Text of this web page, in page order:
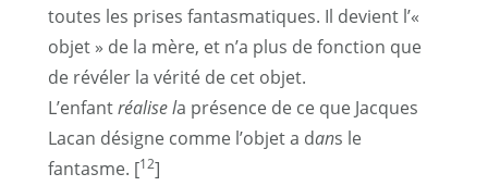
toutes les prises fantasmatiques. Il devient l’«
objet » de la mère, et n’a plus de fonction que
de révéler la vérité de cet objet.
L’enfantréalise la présence de ce que Jacques
Lacan désigne comme l’objet a dans le
fantasme. [12]